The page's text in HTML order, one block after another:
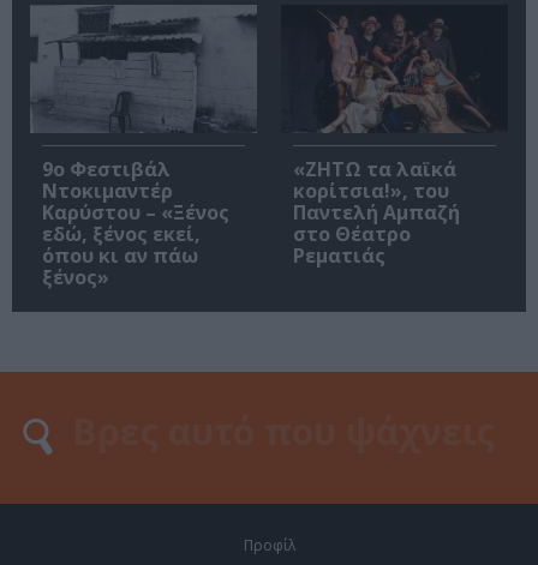
9ο Φεστιβάλ
Ντοκιμαντέρ
Καρύστου – «Ξένος
εδώ, ξένος εκεί,
όπου κι αν πάω
ξένος»
«ΖΗΤΩ τα λαϊκά
κορίτσια!», του
Παντελή Αμπαζή
στο Θέατρο
Ρεματιάς
Προφίλ